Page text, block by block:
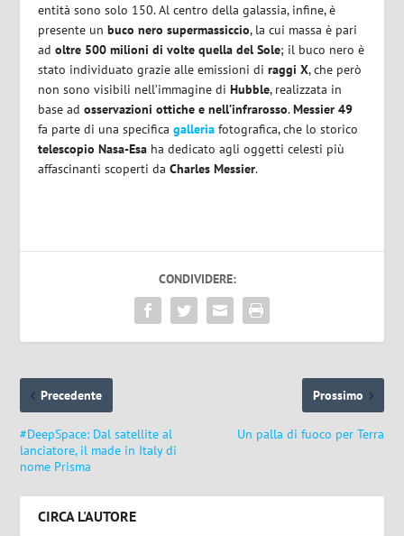
entità sono solo 150. Al centro della galassia, infine, è
presente unbuco nero supermassiccio, la cui massa è pari
adoltre 500 milioni di volte quella del Sole; il buco nero è
stato individuato grazie alle emissioni diraggi X, che però
non sono visibili nell’immagine diHubble, realizzata in
base adosservazioni ottiche e nell’infrarosso.Messier 49
fa parte di una specifica galleria fotografica, che lo storico
telescopio Nasa-Esa ha dedicato agli oggetti celesti più
affascinanti scoperti daCharles Messier.
CONDIVIDERE:
Precedente
#DeepSpace: Dal satellite al
lanciatore, il made in Italy di
nome Prisma
Prossimo
Un palla di fuoco per Terra
CIRCA L'AUTORE